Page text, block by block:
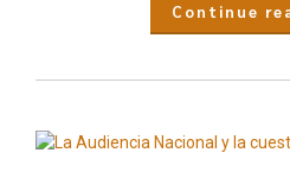
Continue